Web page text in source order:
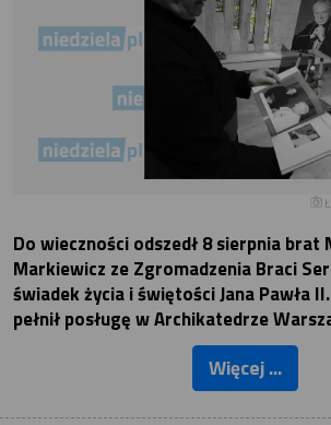
Do wieczności odszedł 8 sierpnia brat
Markiewicz ze Zgromadzenia Braci
świadek życia i świętości Jana Pawła
pełnił posługę w Archikatedrze
Więcej ...